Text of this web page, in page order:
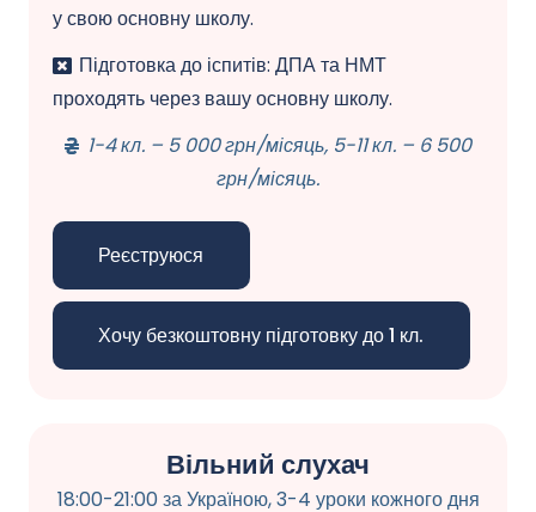
у свою основну школу.
Підготовка до іспитів: ДПА та НМТ
проходять через вашу основну школу.
1-4 кл. – 5 000 грн/місяць, 5-11 кл. – 6 500
грн/місяць.
Реєструюся
Хочу безкоштовну підготовку до 1 кл.
Вільний слухач
18:00-21:00 за Україною, 3-4 уроки кожного дня